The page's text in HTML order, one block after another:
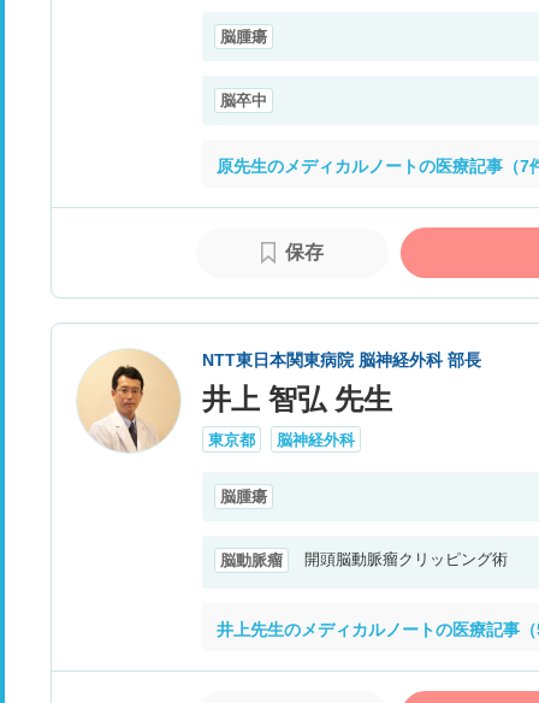
脳腫瘍
脳卒中
原先生のメディカルノートの医療記事（7
保存
NTT東日本関東病院 脳神経外科 部長
井上 智弘 先生
東京都 脳神経外科
脳腫瘍
脳動脈瘤 開頭脳動脈瘤クリッピング術
井上先生のメディカルノートの医療記事